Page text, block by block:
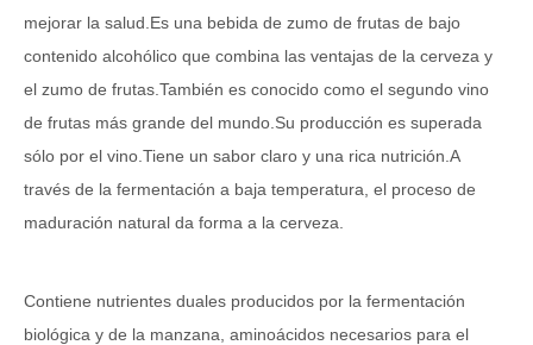
mejorar la salud.Es una bebida de zumo de frutas de bajo
contenido alcohólico que combina las ventajas de la cerveza y
el zumo de frutas.También es conocido como el segundo vino
de frutas más grande del mundo.Su producción es superada
sólo por el vino.Tiene un sabor claro y una rica nutrición.A
través de la fermentación a baja temperatura, el proceso de
maduración natural da forma a la cerveza.
Contiene nutrientes duales producidos por la fermentación
biológica y de la manzana, aminoácidos necesarios para el